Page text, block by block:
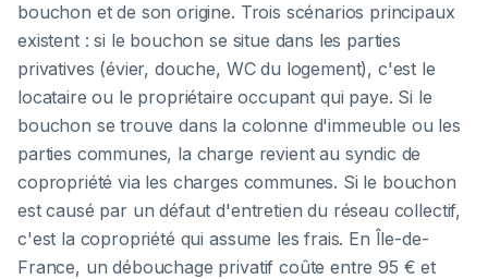
bouchon et de son origine. Trois scénarios principaux
existent : si le bouchon se situe dans les parties
privatives (évier, douche, WC du logement), c'est le
locataire ou le propriétaire occupant qui paye. Si le
bouchon se trouve dans la colonne d'immeuble ou les
parties communes, la charge revient au syndic de
copropriété via les charges communes. Si le bouchon
est causé par un défaut d'entretien du réseau collectif,
c'est la copropriété qui assume les frais. En Île-de-
France, un débouchage privatif coûte entre 95 € et